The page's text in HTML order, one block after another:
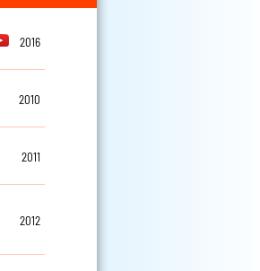
2016
2010
2011
2012